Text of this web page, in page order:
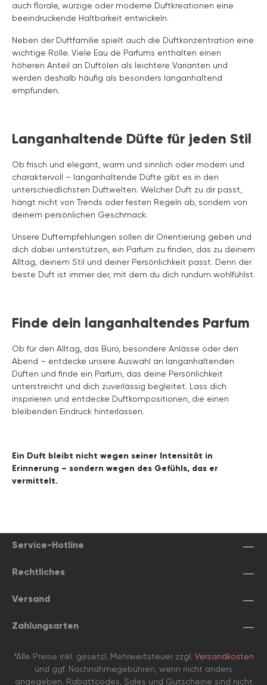
auch florale, würzige oder moderne Duftkreationen eine
beeindruckende Haltbarkeit entwickeln.
Neben der Duftfamilie spielt auch die Duftkonzentration eine
wichtige Rolle. Viele Eau de Parfums enthalten einen
höheren Anteil an Duftölen als leichtere Varianten und
werden deshalb häufig als besonders langanhaltend
empfunden.
Langanhaltende Düfte für jeden Stil
Ob frisch und elegant, warm und sinnlich oder modern und
charaktervoll – langanhaltende Düfte gibt es in den
unterschiedlichsten Duftwelten. Welcher Duft zu dir passt,
hängt nicht von Trends oder festen Regeln ab, sondern von
deinem persönlichen Geschmack.
Unsere Duftempfehlungen sollen dir Orientierung geben und
dich dabei unterstützen, ein Parfum zu finden, das zu deinem
Alltag, deinem Stil und deiner Persönlichkeit passt. Denn der
beste Duft ist immer der, mit dem du dich rundum wohlfühlst.
Finde dein langanhaltendes Parfum
Ob für den Alltag, das Büro, besondere Anlässe oder den
Abend – entdecke unsere Auswahl an langanhaltenden
Düften und finde ein Parfum, das deine Persönlichkeit
unterstreicht und dich zuverlässig begleitet. Lass dich
inspirieren und entdecke Duftkompositionen, die einen
bleibenden Eindruck hinterlassen.
Ein Duft bleibt nicht wegen seiner Intensität in
Erinnerung – sondern wegen des Gefühls, das er
vermittelt.
Service-Hotline
Rechtliches
Versand
Zahlungsarten
*Alle Preise inkl. gesetzl. Mehrwertsteuer zzgl. Versandkosten
und ggf. Nachnahmegebühren, wenn nicht anders
angegeben. Rabattcodes, Sales und Gutscheine sind nicht